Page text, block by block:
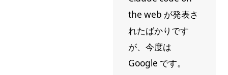
the web が発表さ
れたばかりです
が、今度は
Google です。